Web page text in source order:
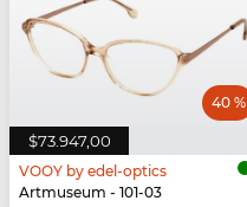
$73.947,00
40 %
VOOY by edel-optics
Artmuseum - 101-03